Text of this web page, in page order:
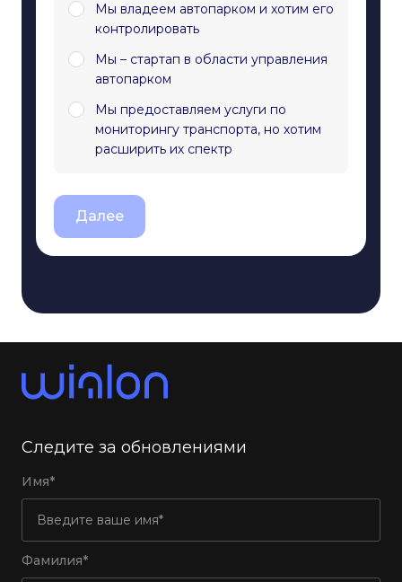
Мы владеем автопарком и хотим его
контролировать
Мы – стартап в области управления
автопарком
Мы предоставляем услуги по
мониторингу транспорта, но хотим
расширить их спектр
Далее
Следите за обновлениями
Имя*
Фамилия*